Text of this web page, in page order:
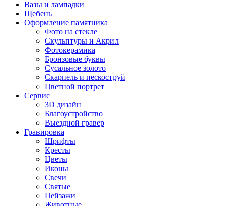
Вазы и лампадки
Щебень
Оформление памятника
Фото на стекле
Скульптуры и Акрил
Фотокерамика
Бронзовые буквы
Сусальное золото
Скарпель и пескоструй
Цветной портрет
Сервис
3D дизайн
Благоустройство
Выездной гравер
Гравировка
Шрифты
Кресты
Цветы
Иконы
Свечи
Святые
Пейзажи